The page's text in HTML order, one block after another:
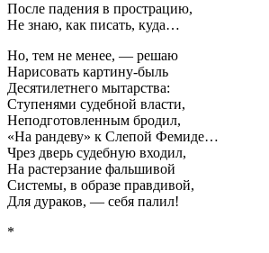
После падения в прострацию,
Не знаю, как писать, куда…
Но, тем не менее, — решаю
Нарисовать картину-быль
Десятилетнего мытарства:
Ступенями судебной власти,
Неподготовленным бродил,
«На рандеву» к Слепой Фемиде…
Чрез дверь судебную входил,
На растерзание фальшивой
Системы, в образе правдивой,
Для дураков, — себя палил!
*